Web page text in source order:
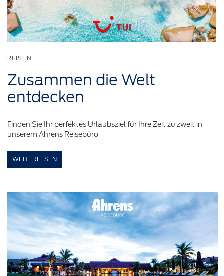
REISEN
Zusammen die Welt
entdecken
Finden Sie Ihr perfektes Urlaubsziel für Ihre Zeit zu zweit in
unserem Ahrens Reisebüro
WEITERLESEN